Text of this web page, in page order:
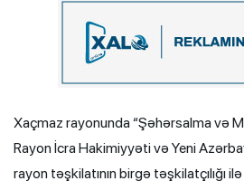
Xaçmaz rayonunda “Şəhərsalma və
Rayon İcra Hakimiyyəti və Yeni
rayon təşkilatının birgə təşkilatçılığı